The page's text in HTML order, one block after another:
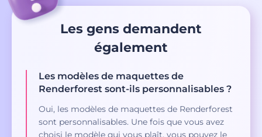
Les gens demandent
également
Les modèles de maquettes de
Renderforest sont-ils personnalisables ?
Oui, les modèles de maquettes de Renderforest
sont personnalisables. Une fois que vous avez
choisi le modèle qui vous plaît, vous pouvez le